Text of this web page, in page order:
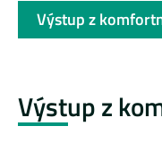
Výstup z
Výstup z